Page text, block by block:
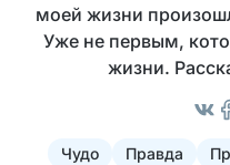
моей жизни
Уже не первым,
жизни.
Чудо Правда